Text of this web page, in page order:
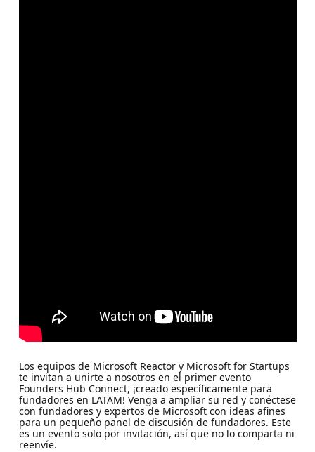
Los equipos de Microsoft Reactor y Microsoft for Startups
te invitan a unirte a nosotros en el primer evento
Founders Hub Connect, ¡creado específicamente para
fundadores en LATAM! Venga a ampliar su red y conéctese
con fundadores y expertos de Microsoft con ideas afines
para un pequeño panel de discusión de fundadores. Este
es un evento solo por invitación, así que no lo comparta ni
reenvíe.